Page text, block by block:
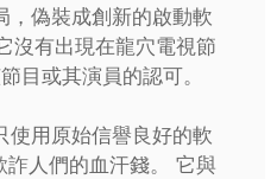
，偽裝成創新的啟動軟
沒有出現在龍穴電視節
目或其演員的認可。
使用原始信譽良好的軟
人們的血汗錢。 它與